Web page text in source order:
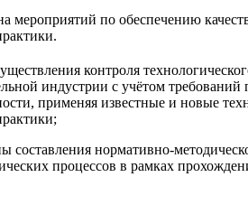
мероприятий по обеспечению
контроля
индустрии с учётом требований
применяя известные и новые
нормативно-
процессов в рамках